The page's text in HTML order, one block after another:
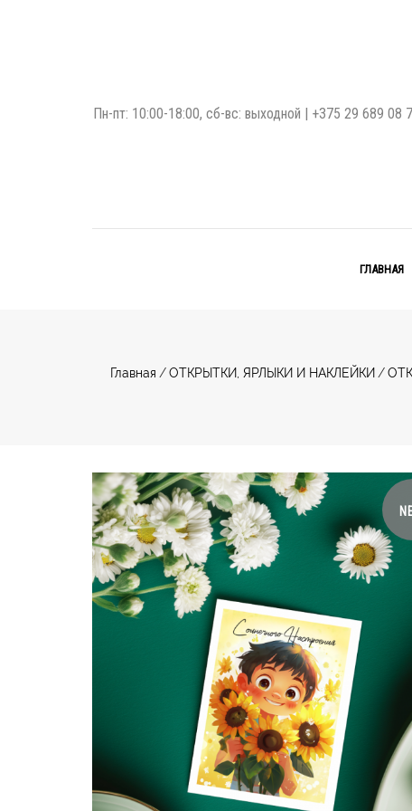
Пн-пт: 10:00-18:00, сб-вс: выходной | +375 29 689 08
ГЛАВНАЯ
Главная /ОТКРЫТКИ, ЯРЛЫКИ И НАКЛЕЙКИ /